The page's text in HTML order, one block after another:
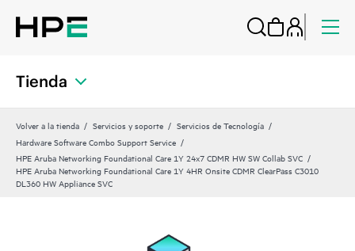
Tienda
Volver a la tienda Servicios y soporte
Servicios de Tecnología
Hardware Software Combo Support Service
HPE Aruba Networking Foundational Care 1Y 24x7 CDMR HW SW Collab SVC
HPE Aruba Networking Foundational Care 1Y 4HR Onsite CDMR ClearPass C3010
DL360 HW Appliance SVC